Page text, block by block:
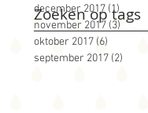
december 2017 (1)1 post
november 2017 (3) 3 posts
oktober 2017 (6)
september 2017 (2)
Zoeken op tags